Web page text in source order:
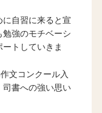
に自習に来ると宣
強のモチベーシ
トしていきま
文コンクール入
司書への強い思い